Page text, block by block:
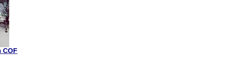
COF